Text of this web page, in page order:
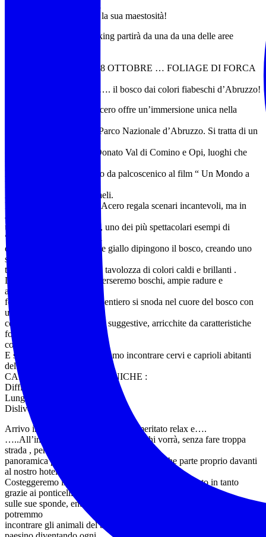
si lascia ammirare in tutta la sua maestosità!
Il nostro weekend di trekking partirà da una da una delle aree
GIORNO 1) SABATO 18 OTTOBRE … FOLIAGE DI FORCA
La “Twin Peaks italiana”…. il bosco dai colori fiabeschi d’Abruzzo!
L’escursione a Forca d’Acero offre un’immersione unica nella
questo luogo iconico del Parco Nazionale d’Abruzzo. Si tratta di un
collega i comuni di San Donato Val di Comino e Opi, luoghi che
la Val Fondillo hanno fatto da palcoscenico al film “ Un Mondo a
Parte” con Antonio
Albanese e Virginia Raffaeli.
In ogni stagione, Forca d’Acero regala scenari incantevoli, ma in
autunno si trasforma in
un angolo di natura unico, uno dei più spettacolari esempi di
“Foliage”, quando i colori
caldi del rosso, arancione e giallo dipingono il bosco, creando uno
scenario fiabesco
trasformando l’area in una tavolozza di colori caldi e brillanti .
Durante il percorso, attraverseremo boschi, ampie radure e
ammireremo spettacolari
formazioni geologiche. Il sentiero si snoda nel cuore del bosco con
un dislivello minimo,
conducendoci verso radure suggestive, arricchite da caratteristiche
formazioni carsiche,
come doline e inghiottitoi.
E se saremo fortunati potremmo incontrare cervi e caprioli abitanti
del parco!
CARATTERISTICHE TECNICHE :
Difficoltá T/E – Medio/bassa
Lunghezza Km 10
Dislivello 250 metri
Arrivo in hotel check-in , un po’ di meritato relax e….
…..All’imbrunire, prima di cena, per chi vorrà, senza fare troppa
strada , percorreremo la
panoramica passeggiata di Villetta Barrea, che parte proprio davanti
al nostro hotel.
Costeggeremo il fiume Sangro attraversandolo di tanto in tanto
grazie ai ponticelli costruiti
sulle sue sponde, entrando e uscendo dal boschetto circostante, dove
potremmo
incontrare gli animali del bosco che arrivano fino all’interno del